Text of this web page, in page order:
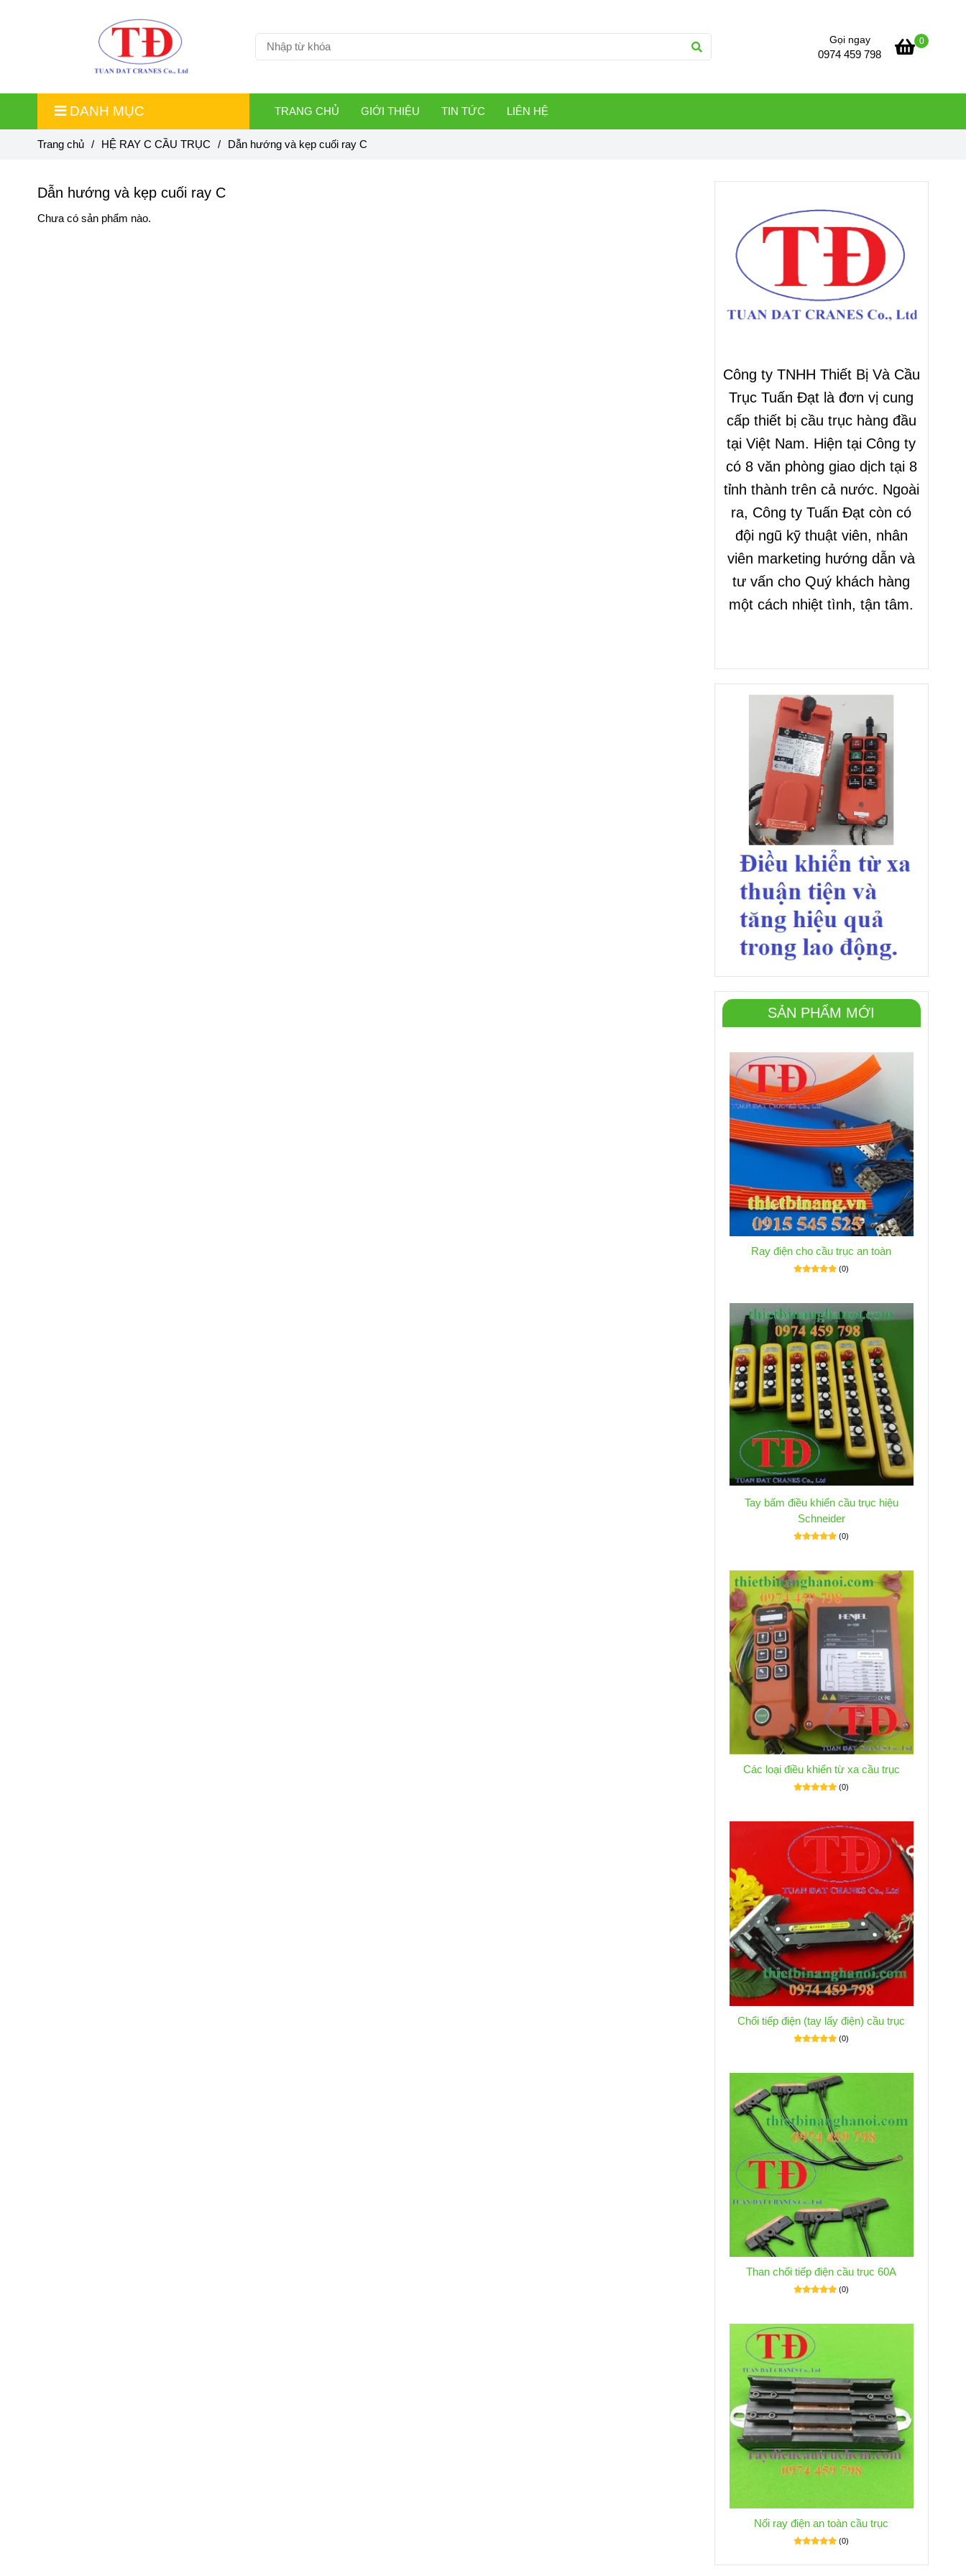
Gọi ngay
0974 459 798
0
DANH MỤC TRANG CHỦ GIỚI THIỆU TIN TỨC LIÊN HỆ
Trang chủ / HỆ RAY C CẦU TRỤC / Dẫn hướng và kẹp cuối ray C
Dẫn hướng và kẹp cuối ray C
Chưa có sản phẩm nào.
Công ty TNHH Thiết Bị Và Cầu
Trục Tuấn Đạt là đơn vị cung
cấp thiết bị cầu trục hàng đầu
tại Việt Nam. Hiện tại Công ty
có 8 văn phòng giao dịch tại 8
tỉnh thành trên cả nước. Ngoài
ra, Công ty Tuấn Đạt còn có
đội ngũ kỹ thuật viên, nhân
viên marketing hướng dẫn và
tư vấn cho Quý khách hàng
một cách nhiệt tình, tận tâm.
SẢN PHẨM MỚI
Ray điện cho cầu trục an toàn
(0)
Tay bấm điều khiển cầu trục hiệu
Schneider
(0)
Các loại điều khiển từ xa cầu trục
(0)
Chổi tiếp điện (tay lấy điện) cầu trục
(0)
Than chổi tiếp điện cầu trục 60A
(0)
Nối ray điện an toàn cầu trục
(0)